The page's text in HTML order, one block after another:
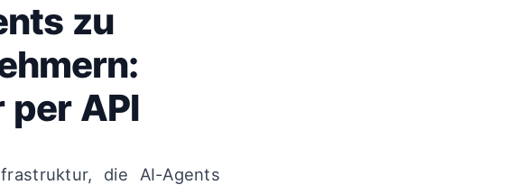
zu
API
die AI-Agents